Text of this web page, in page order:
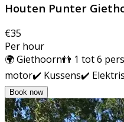
Houten Punter
€35
Per hour
🌍 Giethoorn👬 1 tot 6
motor✔️ Kussens✔️
Book now